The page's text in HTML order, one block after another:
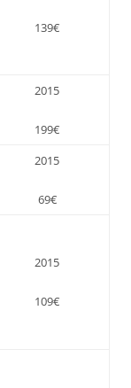
139€
2015
199€
2015
69€
2015
109€